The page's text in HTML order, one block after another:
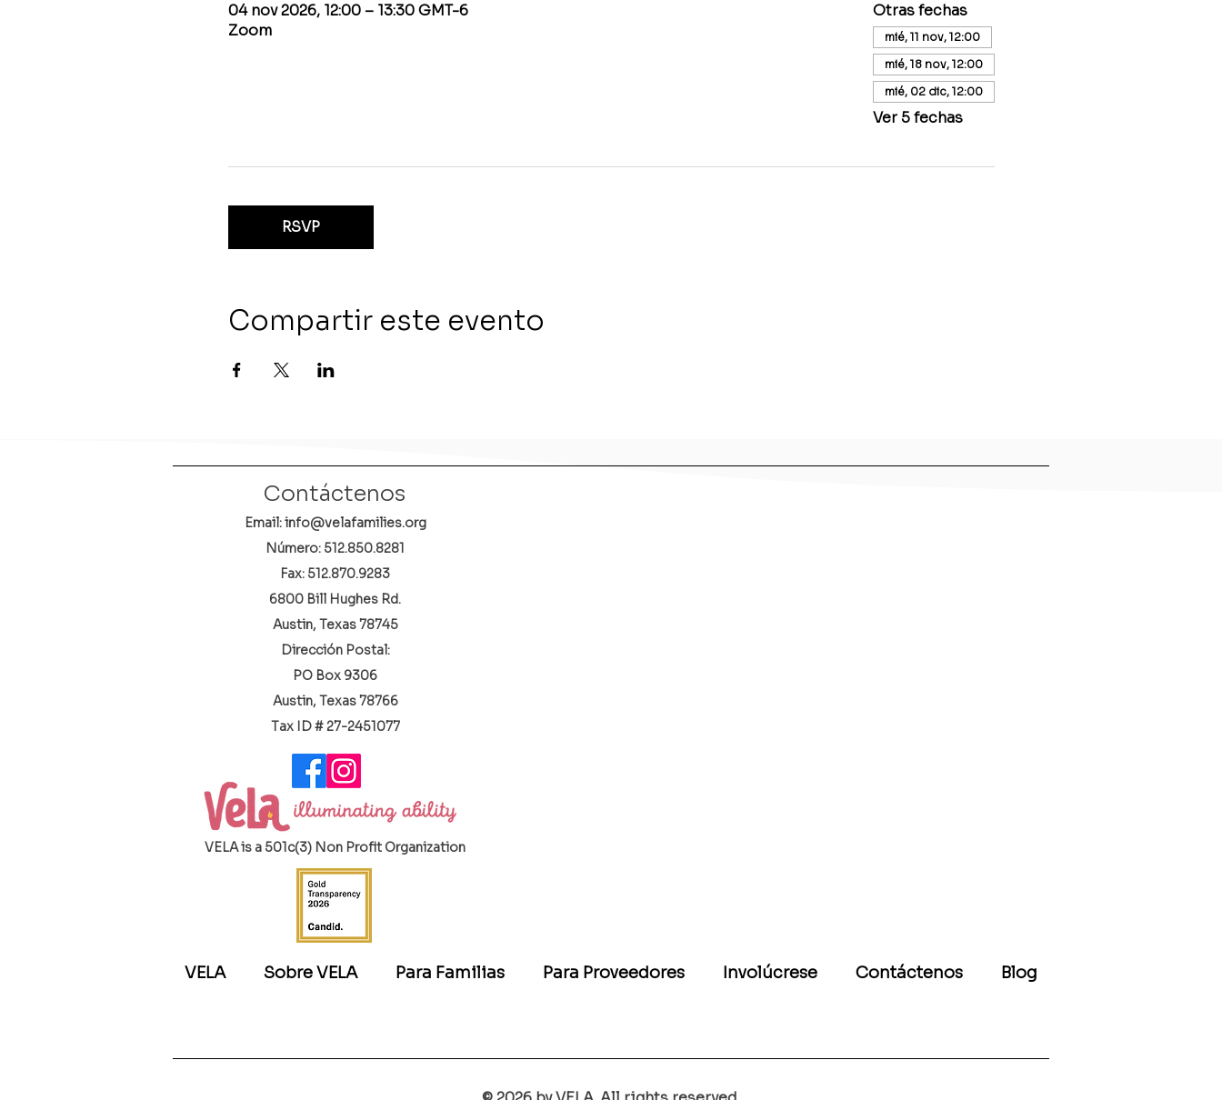
04 nov 2026, 12:00 – 13:30 GMT-6
Zoom
Otras fechas
mié, 11 nov, 12:00
mié, 18 nov, 12:00
mié, 02 dic, 12:00
Ver 5 fechas
RSVP
Compartir este evento
Contáctenos
Email: info@velafamilies.org
Número: 512.850.8281
Fax: 512.870.9283
6800 Bill Hughes Rd.
Austin, Texas 78745
Dirección Postal:
PO Box 9306
Austin, Texas 78766
​Tax ID # 27-2451077
VELA is a 501c(3) Non Profit Organization
VELA Sobre VELA Para Familias Para Proveedores Involúcrese Contáctenos Blog